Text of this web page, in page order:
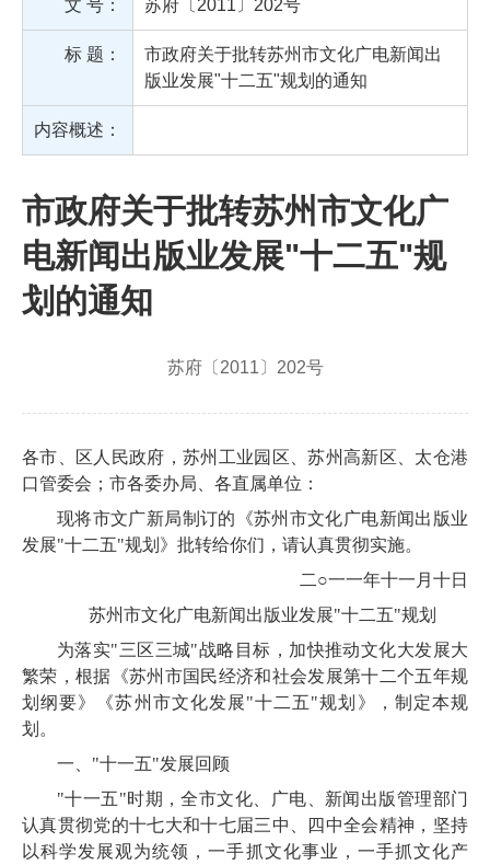
文 号： 苏府〔2011〕202号
标 题：
市政府关于批转苏州市文化广电新闻出
版业发展"十二五"规划的通知
内容概述：
市政府关于批转苏州市文化广
电新闻出版业发展"十二五"规
划的通知
苏府〔2011〕202号
各市、区人民政府，苏州工业园区、苏州高新区、太仓港
口管委会；市各委办局、各直属单位：
现将市文广新局制订的《苏州市文化广电新闻出版业
发展"十二五"规划》批转给你们，请认真贯彻实施。
二○一一年十一月十日
苏州市文化广电新闻出版业发展"十二五"规划
为落实"三区三城"战略目标，加快推动文化大发展大
繁荣，根据 《苏州市国民经济和社会发展第十二个五年规
划纲要》《苏州市文化发展"十二五"规划》， 制定本规
划。
一、"十一五"发展回顾
"十一五"时期，全市文化、广电、新闻出版管理部门
认真贯彻党的十七大和十七届三中、四中全会精神， 坚持
以科学发展观为统领，一手抓文化事业，一手抓文化产